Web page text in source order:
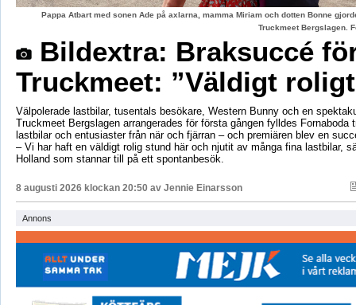
Pappa Atbart med sonen Ade på axlarna, mamma Miriam och dotten Bonne
Truckmeet Bergslagen.
Bildextra: Braksuccé
Truckmeet: ”Väldigt
Välpolerade lastbilar, tusentals besökare, Western Bunny och en
Truckmeet Bergslagen arrangerades för första gången fylldes Fornaboda
lastbilar och entusiaster från när och fjärran – och premiären blev en
– Vi har haft en väldigt rolig stund här och njutit av många fina lastbilar,
Holland som stannar till på ett spontanbesök.
8 augusti 2026 klockan 20:50 av Jennie Einarsson
Annons